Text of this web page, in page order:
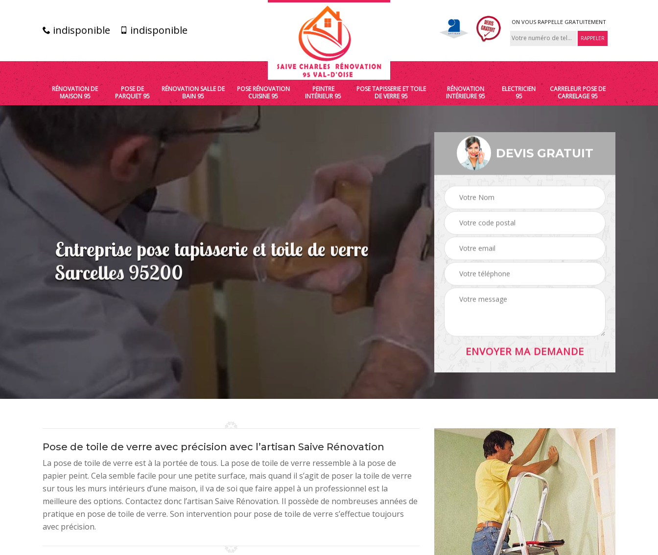
indisponible indisponible
ON VOUS RAPPELLE GRATUITEMENT
RÉNOVATION DE
MAISON 95
POSE DE
PARQUET 95
RÉNOVATION SALLE DE
BAIN 95
POSE RÉNOVATION
CUISINE 95
PEINTRE
INTÉRIEUR 95
POSE TAPISSERIE ET TOILE
DE VERRE 95
RÉNOVATION
INTÉRIEURE 95
ELECTRICIEN
95
CARRELEUR POSE DE
CARRELAGE 95
Entreprise pose tapisserie et toile de verre
Sarcelles 95200
DEVIS GRATUIT
Pose de toile de verre avec précision avec l’artisan Saive Rénovation
La pose de toile de verre est à la portée de tous. La pose de toile de verre ressemble à la pose de
papier peint. Cela semble facile pour une petite surface, mais quand il s’agit de poser la toile de verre
sur tous les murs intérieurs d’une maison, il va de soi que faire appel à un professionnel est la
meilleure des options. Contactez donc l’artisan Saive Rénovation. Il possède de nombreuses années de
pratique en pose de toile de verre. Son intervention pour pose de toile de verre s’effectue toujours
avec précision.